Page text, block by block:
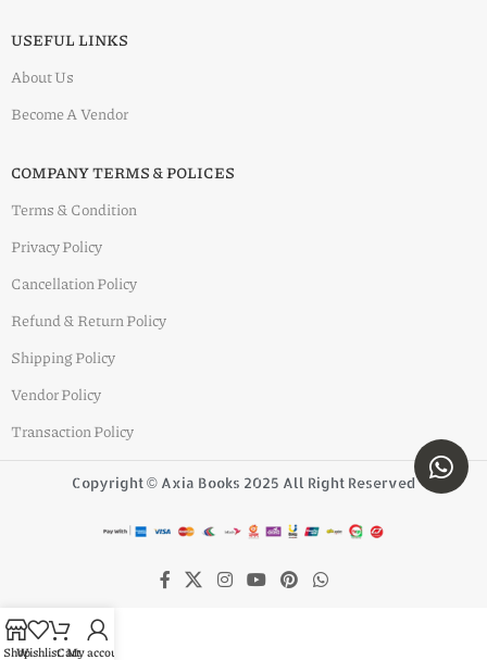
USEFUL LINKS
About Us
Become A Vendor
COMPANY TERMS & POLICES
Terms & Condition
Privacy Policy
Cancellation Policy
Refund & Return Policy
Shipping Policy
Vendor Policy
Transaction Policy
Copyright © Axia Books 2025 All Right Reserved
ShopWishlistCartMy account